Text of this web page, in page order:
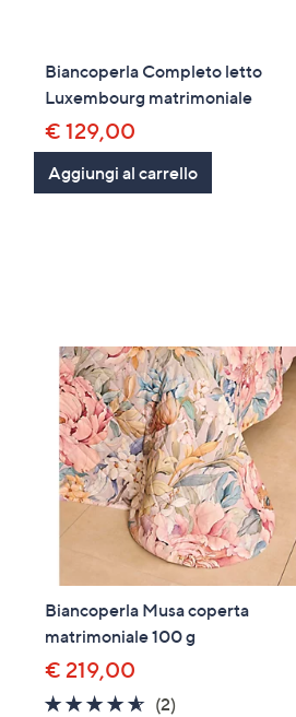
Biancoperla Completo letto
Luxembourg matrimoniale
€ 129,00
Aggiungi al carrello
Biancoperla Musa coperta
matrimoniale 100 g
€ 219,00
4.5
(2)